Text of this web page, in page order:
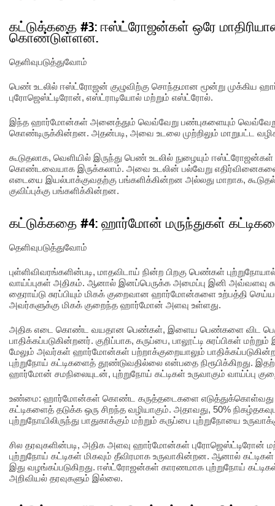
கட்டுக்கதை #3: ஈஸ்ட்ரோஜன்கள் ஒரே
கொண்டுள்ளன.
தெளிவுபடுத்துவோம்
பெண் உடலில் ஈஸ்ட்ரோஜன் குழுவிற்கு சொந்தமான மூன்று முக்கிய
புரோஜெஸ்ட்டிரோன், எஸ்ட்ராடியோல் மற்றும் எஸ்ட்ரோல்.
இந்த ஹார்மோன்கள் அனைத்தும் வெவ்வேறு பண்புகளையும் வெவ்வேறு
கொண்டிருக்கின்றன. அதன்படி, அவை உடலை முற்றிலும் மாறுபட்ட
கூடுதலாக, வெளியில் இருந்து பெண் உடலில் நுழையும்
கொண்டவையாக இருக்கலாம். அவை உடலின் பல்வேறு
எடையை இயல்பாக்குவதற்கு பங்களிக்கின்றன அல்லது மாறாக,
குவிப்புக்கு பங்களிக்கின்றன.
கட்டுக்கதை #4: ஹார்மோன் மருந்துகள்
தெளிவுபடுத்துவோம்
புள்ளிவிவரங்களின்படி, மாதவிடாய் நின்ற பிறகு பெண்கள்
வாய்ப்புகள் அதிகம். ஆனால் இனப்பெருக்க அமைப்பு இனி அவ்வளவு
தைராய்டு சுரப்பியும் மிகக் குறைவான ஹார்மோன்களை உற்பத்தி செய்ய
அவர்களுக்கு மிகக் குறைந்த ஹார்மோன் அளவு உள்ளது.
அதிக எடை கொண்ட வயதான பெண்கள், இளைய பெண்களை விட
பாதிக்கப்படுகின்றனர். குறிப்பாக, கருப்பை, பாலூட்டி சுரப்பிகள்
மேலும் அவர்கள் ஹார்மோன்கள் பற்றாக்குறையாலும்
புற்றுநோய் கட்டிகளைத் தூண்டுவதில்லை என்பதை நிரூபிக்கிறது.
ஹார்மோன் சமநிலையுடன், புற்றுநோய் கட்டிகள் உருவாகும் வாய்ப்பு
உண்மை: ஹார்மோன்கள் கொண்ட கருத்தடைகளை எடுத்துக்கொள்வது
கட்டிகளைத் தடுக்க ஒரு சிறந்த வழியாகும். அதாவது, 50%
புற்றுநோயிலிருந்து பாதுகாக்கும் மற்றும் கருப்பை புற்றுநோயை
சில தரவுகளின்படி, அதிக அளவு ஹார்மோன்கள்
புற்றுநோய் கட்டிகள் மிகவும் தீவிரமாக உருவாகின்றன. ஆனால்
இது வழங்கப்படுகிறது. ஈஸ்ட்ரோஜன்கள் காரணமாக புற்றுநோய்
அறிவியல் தரவுகளும் இல்லை.